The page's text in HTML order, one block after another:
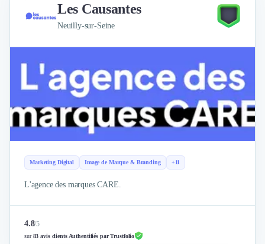
Les Causantes
Neuilly-sur-Seine
Marketing Digital Image de Marque & Branding +11
L'agence des marques CARE.
4.8/5
sur83 avis clients Authentifiés par Trustfolio